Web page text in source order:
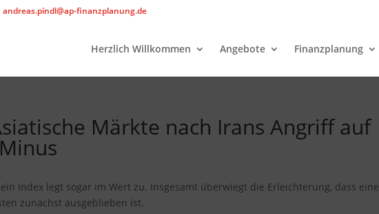
andreas.pindl@ap-finanzplanung.de
Herzlich Willkommen Angebote Finanzplanung
Märkte nach Irans Angriff auf
Index legt sogar im Wert zu. Insgesamt überwiegt die Erleichterung, dass eine
zunächst ausgeblieben ist.